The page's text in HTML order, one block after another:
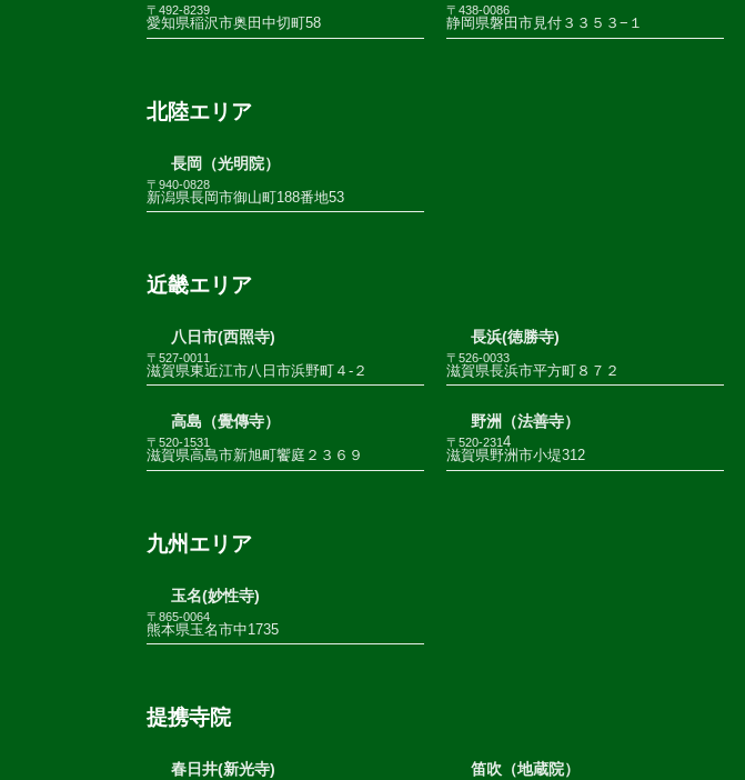
〒492-8239
愛知県稲沢市奥田中切町58
〒438-0086
静岡県磐田市見付３３５３−１
北陸エリア
長岡（光明院）
〒940-0828
新潟県長岡市御山町188番地53
近畿エリア
八日市(西照寺)
〒527-0011
滋賀県東近江市八日市浜野町４-２
長浜(徳勝寺)
〒526-0033
滋賀県長浜市平方町８７２
高島（覺傳寺）
〒520-1531
滋賀県高島市新旭町饗庭２３６９
野洲（法善寺）
〒520-231 4
滋賀県野洲市小堤312
九州エリア
玉名(妙性寺)
〒865-0064
熊本県玉名市中1735
提携寺院
春日井(新光寺) 笛吹（地蔵院）